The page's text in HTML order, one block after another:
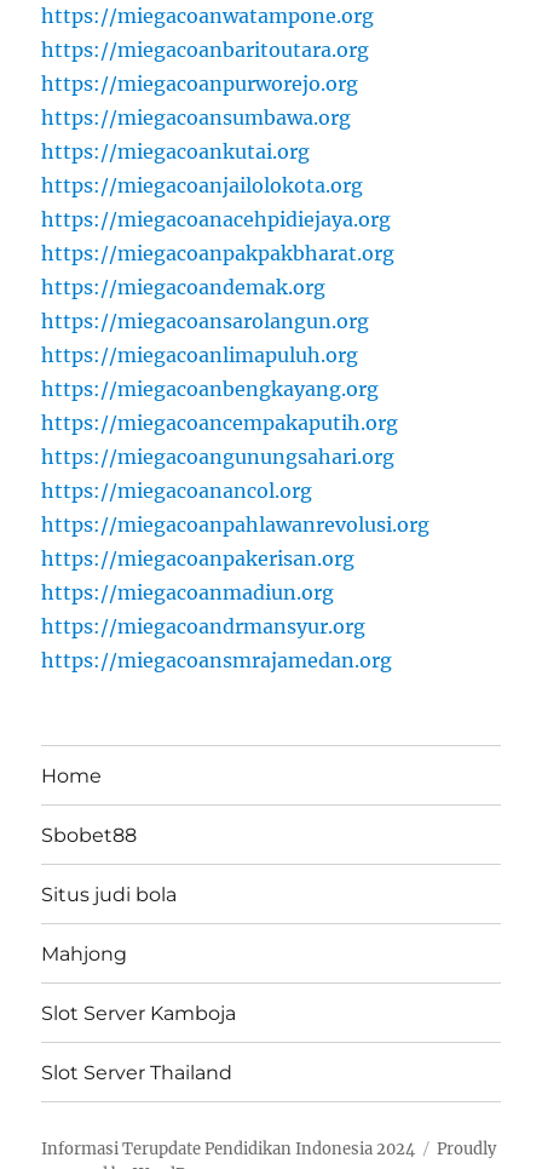
https://miegacoanwatampone.org
https://miegacoanbaritoutara.org
https://miegacoanpurworejo.org
https://miegacoansumbawa.org
https://miegacoankutai.org
https://miegacoanjailolokota.org
https://miegacoanacehpidiejaya.org
https://miegacoanpakpakbharat.org
https://miegacoandemak.org
https://miegacoansarolangun.org
https://miegacoanlimapuluh.org
https://miegacoanbengkayang.org
https://miegacoancempakaputih.org
https://miegacoangunungsahari.org
https://miegacoanancol.org
https://miegacoanpahlawanrevolusi.org
https://miegacoanpakerisan.org
https://miegacoanmadiun.org
https://miegacoandrmansyur.org
https://miegacoansmrajamedan.org
Home
Sbobet88
Situs judi bola
Mahjong
Slot Server Kamboja
Slot Server Thailand
Informasi Terupdate Pendidikan Indonesia 2024
Proudly